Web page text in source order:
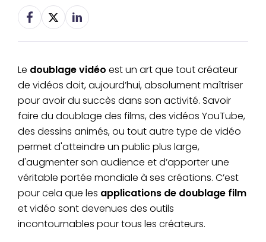
Le doublage vidéo est un art que tout créateur
de vidéos doit, aujourd’hui, absolument maîtriser
pour avoir du succès dans son activité. Savoir
faire du doublage des films, des vidéos YouTube,
des dessins animés, ou tout autre type de vidéo
permet d'atteindre un public plus large,
d'augmenter son audience et d’apporter une
véritable portée mondiale à ses créations. C’est
pour cela que les applications de doublage film
et vidéo sont devenues des outils
incontournables pour tous les créateurs.